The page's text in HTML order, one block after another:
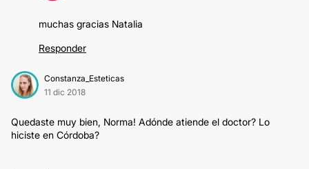
muchas gracias Natalia
Responder
Constanza_Esteticas
11 dic 2018
Quedaste muy bien, Norma! Adónde atiende el doctor? Lo
hiciste en Córdoba?